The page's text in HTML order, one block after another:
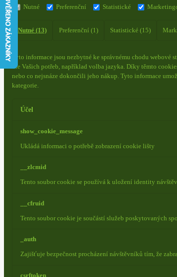
Nutné Preferenční Statistické
Nutné (13) Preferenční (1) Statistické (15)
Tyto informace jsou nezbytné ke správnému chodu
dle Vašich potřeb, například volba jazyka. Díky těmto
nebo co nejsnáze dokončili jeho nákup. Tyto informace
kategorie.
Účel
show_cookie_message
Ukládá informaci o potřebě zobrazení cookie lišty
__zlcmid
Tento soubor cookie se používá k uložení identity
__cfruid
Tento soubor cookie je součástí služeb poskytovaných
_auth
Zajišťuje bezpečnost procházení návštěvníků tím, že
csrftoken